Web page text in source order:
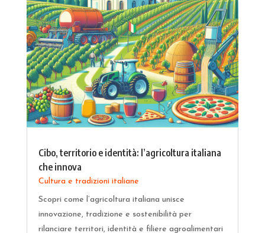
Cibo, territorio e identità: l’agricoltura italiana
che innova
Cultura e tradizioni italiane
Scopri come l’agricoltura italiana unisce
innovazione, tradizione e sostenibilità per
rilanciare territori, identità e filiere agroalimentari